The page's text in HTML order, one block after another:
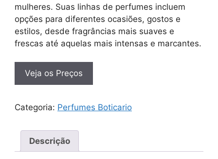
mulheres. Suas linhas de perfumes incluem
opções para diferentes ocasiões, gostos e
estilos, desde fragrâncias mais suaves e
frescas até aquelas mais intensas e marcantes.
Veja os Preços
Categoria: Perfumes Boticario
Descrição